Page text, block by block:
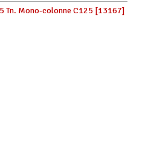
Tn. Mono-colonne C125 [13167]